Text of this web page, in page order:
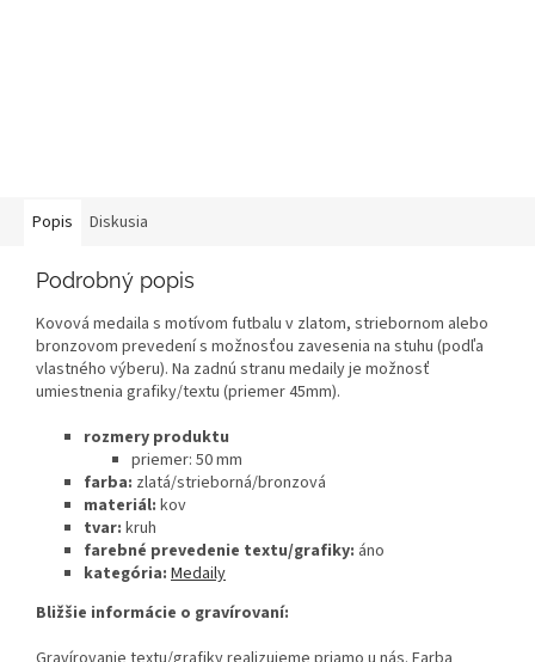
Popis Diskusia
Podrobný popis
Kovová medaila s motívom futbalu v zlatom, striebornom alebo
bronzovom prevedení s možnosťou zavesenia na stuhu (podľa
vlastného výberu). Na zadnú stranu medaily je možnosť
umiestnenia grafiky/textu (priemer 45mm).
rozmery produktu
priemer: 50 mm
farba: zlatá/strieborná/bronzová
materiál: kov
tvar: kruh
farebné prevedenie textu/grafiky: áno
kategória: Medaily
Bližšie informácie o gravírovaní: